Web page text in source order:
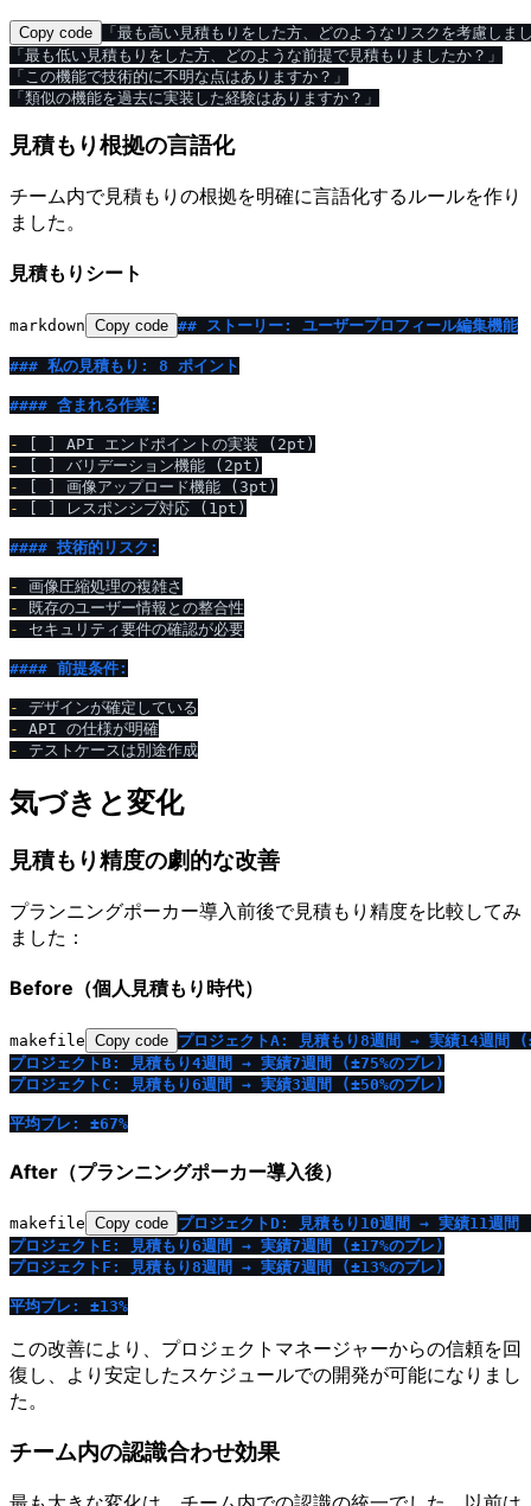
Copy code
「最も高い見積もりをした方、どのようなリスクを考慮しま
「最も低い見積もりをした方、どのような前提で見積もりましたか？」
「この機能で技術的に不明な点はありますか？」
見積もり根拠の言語化
チーム内で見積もりの根拠を明確に言語化するルールを作り
ました。
見積もりシート
markdown Copy code ## ストーリー: ユーザープロフィール編集機能
### 私の見積もり: 8 ポイント
#### 含まれる作業:
-
-
-
-
[ ] レスポンシブ対応 (1pt)
#### 技術的リスク:
-
-
-
セキュリティ要件の確認が必要
#### 前提条件:
-
-
-
気づきと変化
見積もり精度の劇的な改善
プランニングポーカー導入前後で見積もり精度を比較してみ
ました：
Before（個人見積もり時代）
makefile Copy code プロジェクトA: 見積もり8週間 → 実績14週間
プロジェクトB: 見積もり4週間 → 実績7週間 (±75%のブレ)
プロジェクトC: 見積もり6週間 → 実績3週間 (±50%のブレ)
平均ブレ: ±67%
After（プランニングポーカー導入後）
makefile Copy code プロジェクトD: 見積もり10週間 → 実績11週間
プロジェクトE: 見積もり6週間 → 実績7週間 (±17%のブレ)
プロジェクトF: 見積もり8週間 → 実績7週間 (±13%のブレ)
平均ブレ: ±13%
この改善により、プロジェクトマネージャーからの信頼を回
復し、より安定したスケジュールでの開発が可能になりまし
た。
チーム内の認識合わせ効果